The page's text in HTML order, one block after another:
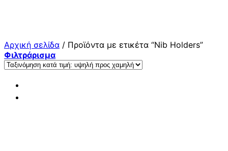
Αρχική σελίδα / Προϊόντα με ετικέτα “Nib Holders”
Φιλτράρισμα